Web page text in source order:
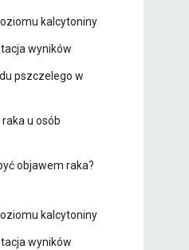
kalcytoniny
wyników
pszczelego w
u osób
objawem raka?
kalcytoniny
wyników